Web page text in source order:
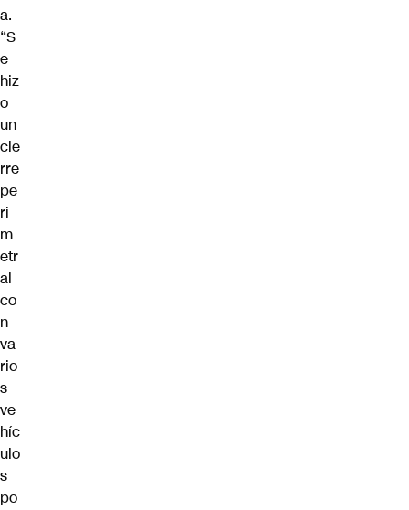
a.
“S
e
hiz
o
un
cie
rre
pe
ri
m
etr
al
co
n
va
rio
s
ve
híc
ulo
s
po